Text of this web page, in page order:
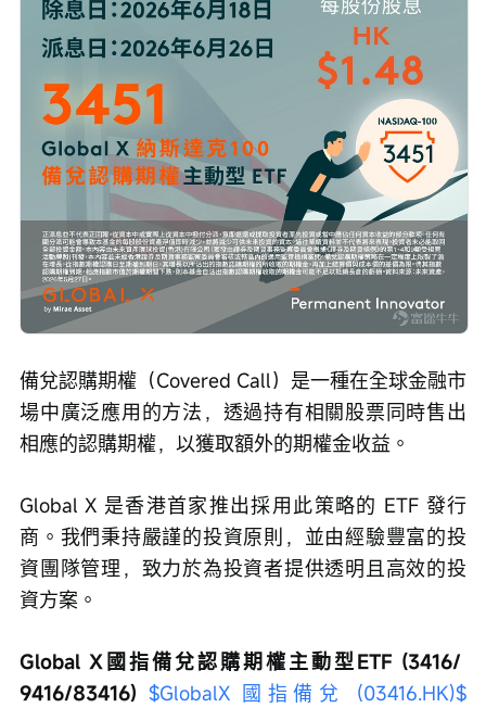
備兌認購期權（Covered Call）是一種在全球金融市
場中廣泛應用的方法，透過持有相關股票同時售出
相應的認購期權，以獲取額外的期權金收益。
Global X 是香港首家推出採用此策略的 ETF 發行
商。我們秉持嚴謹的投資原則，並由經驗豐富的投
資團隊管理，致力於為投資者提供透明且高效的投
資方案。
Global X國指備兌認購期權主動型ETF (3416/
9416/83416) $GlobalX 國指備兌 (03416.HK)$